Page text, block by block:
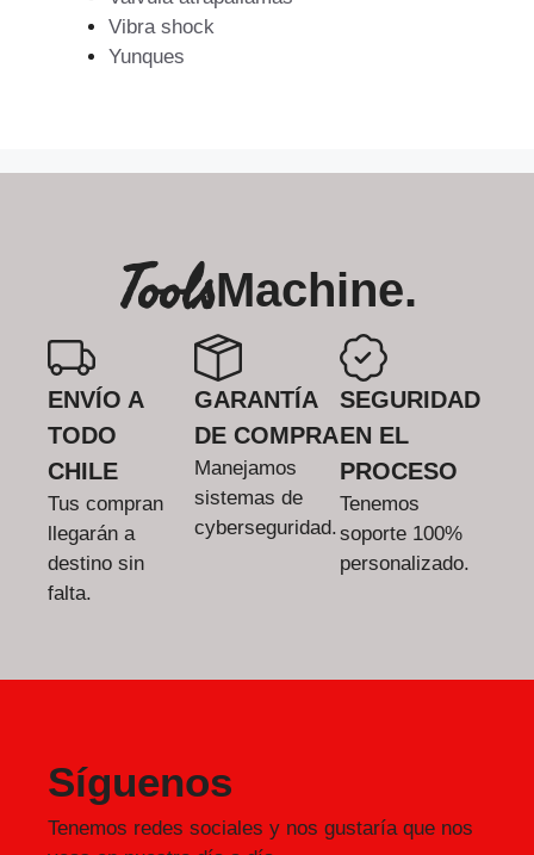
Vibra shock
Yunques
ToolsMachine.
ENVÍO A
TODO
CHILE
Tus compran
llegarán a
destino sin
falta.
GARANTÍA
DE COMPRA
Manejamos
sistemas de
cyberseguridad.
SEGURIDAD
EN EL
PROCESO
Tenemos
soporte 100%
personalizado.
Síguenos
Tenemos redes sociales y nos gustaría que nos